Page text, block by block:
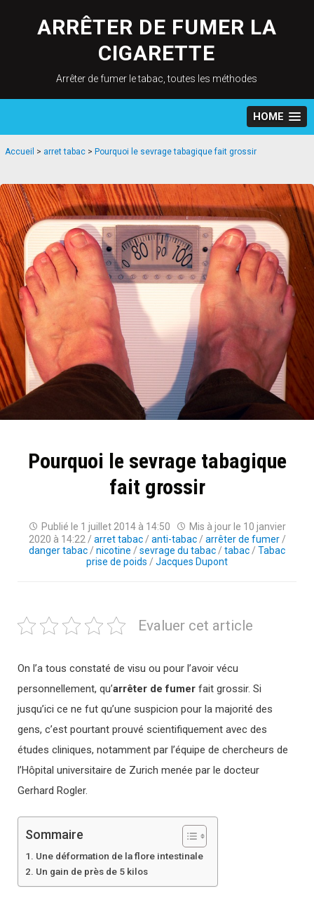
content
ARRÊTER DE FUMER LA
CIGARETTE
Arrêter de fumer le tabac, toutes les méthodes
HOME
Accueil > arret tabac > Pourquoi le sevrage tabagique fait grossir
Pourquoi le sevrage tabagique
fait grossir
Publié le 1 juillet 2014 à 14:50 Mis à jour le 10 janvier
2020 à 14:22/ arret tabac/ anti-tabac/ arrêter de fumer/
danger tabac/ nicotine / sevrage du tabac/ tabac/ Tabac
prise de poids / Jacques Dupont
Evaluer cet article
On l’a tous constaté de visu ou pour l’avoir vécu
personnellement, qu’arrêter de fumer fait grossir. Si
jusqu’ici ce ne fut qu’une suspicion pour la majorité des
gens, c’est pourtant prouvé scientifiquement avec des
études cliniques, notamment par l’équipe de chercheurs de
l’Hôpital universitaire de Zurich menée par le docteur
Gerhard Rogler.
Sommaire
Une déformation de la flore intestinale
Un gain de près de 5 kilos